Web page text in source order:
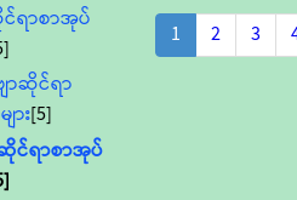
ရာစာအုပ်
ာဆိုင်ရာ
ား[5]
ဆိုင်ရာစာအုပ်
1
2 3